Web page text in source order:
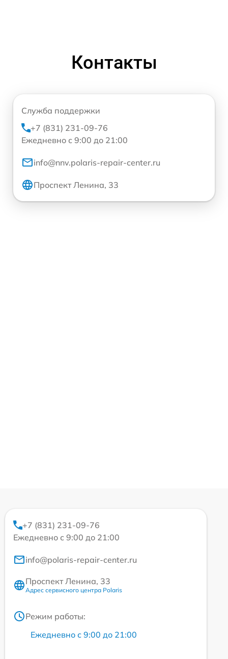
Контакты
Служба поддержки
+7 (831) 231-09-76
Ежедневно с 9:00 до 21:00
info@nnv.polaris-repair-center.ru
Проспект Ленина, 33
+7 (831) 231-09-76
Ежедневно с 9:00 до 21:00
info@polaris-repair-center.ru
Проспект Ленина, 33
Адрес сервисного центра Polaris
Режим работы:
Ежедневно с 9:00 до 21:00